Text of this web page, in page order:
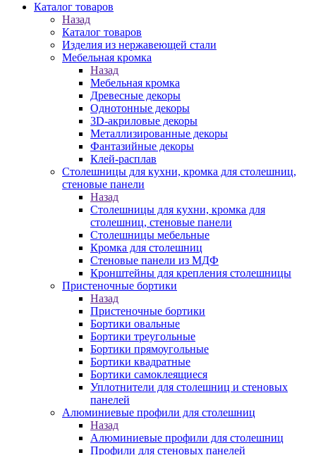
Каталог товаров
Назад
Каталог товаров
Изделия из нержавеющей стали
Мебельная кромка
Назад
Мебельная кромка
Древесные декоры
Однотонные декоры
3D-акриловые декоры
Металлизированные декоры
Фантазийные декоры
Клей-расплав
Столешницы для кухни, кромка для столешниц,
стеновые панели
Назад
Столешницы для кухни, кромка для
столешниц, стеновые панели
Столешницы мебельные
Кромка для столешниц
Стеновые панели из МДФ
Кронштейны для крепления столешницы
Пристеночные бортики
Назад
Пристеночные бортики
Бортики овальные
Бортики треугольные
Бортики прямоугольные
Бортики квадратные
Бортики самоклеящиеся
Уплотнители для столешниц и стеновых
панелей
Алюминиевые профили для столешниц
Назад
Алюминиевые профили для столешниц
Профили для стеновых панелей